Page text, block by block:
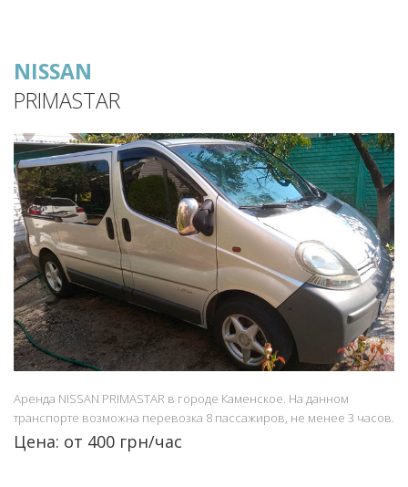
NISSAN
PRIMASTAR
Аренда NISSAN PRIMASTAR в городе Каменское. На данном
транспорте возможна перевозка 8 пассажиров, не менее 3 часов.
Цена: от 400 грн/час